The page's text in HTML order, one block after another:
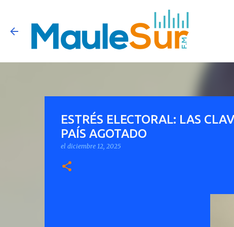
ESTRÉS ELECTORAL: LAS
PAÍS AGOTADO
el diciembre 12, 2025